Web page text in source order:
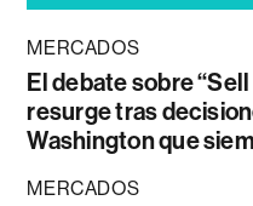
MERCADOS
El debate sobre
resurge tras
Washington que
MERCADOS